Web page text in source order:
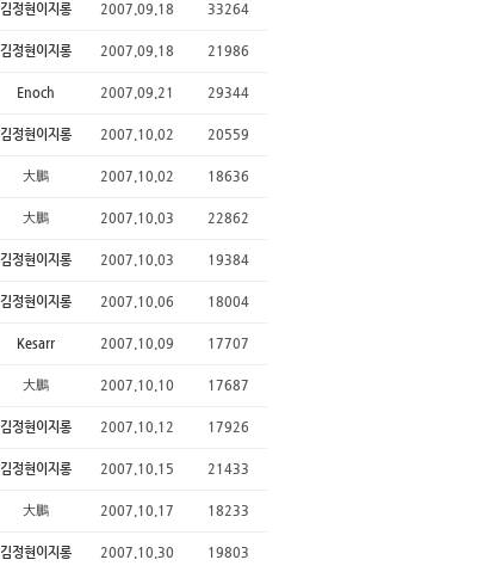
김정현이지롱 2007.09.18 33264
김정현이지롱 2007.09.18 21986
Enoch 2007.09.21 29344
김정현이지롱 2007.10.02 20559
大鵬 2007.10.02 18636
大鵬 2007.10.03 22862
김정현이지롱 2007.10.03 19384
김정현이지롱 2007.10.06 18004
Kesarr 2007.10.09 17707
大鵬 2007.10.10 17687
김정현이지롱 2007.10.12 17926
김정현이지롱 2007.10.15 21433
大鵬 2007.10.17 18233
김정현이지롱 2007.10.30 19803